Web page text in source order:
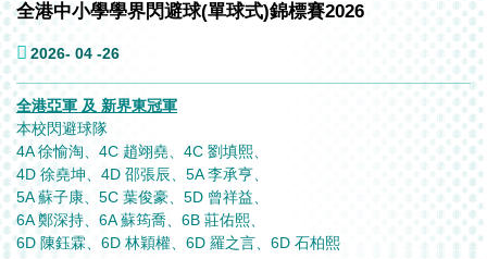
全港中小學學界閃避球(單球式)錦標賽2026
2026- 04 -26
全港亞軍 及 新界東冠軍
本校閃避球隊
4A 徐愉淘、4C 趙翊堯、4C 劉填熙、
4D 徐堯坤、4D 邵張辰、5A 李承亨、
5A 蘇子康、5C 葉俊豪、5D 曾祥益、
6A 鄭深持、6A 蘇筠喬、6B 莊佑熙、
6D 陳鈺霖、6D 林穎權、6D 羅之言、6D 石柏熙